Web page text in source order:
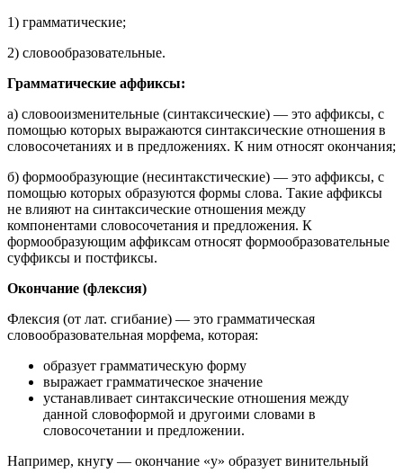
1) грамматические;
2) словообразовательные.
Грамматические аффиксы:
а) словооизменительные (синтаксические) — это аффиксы, с
помощью которых выражаются синтаксические отношения в
словосочетаниях и в предложениях. К ним относят окончания;
б) формообразующие (несинтакстические) — это аффиксы, с
помощью которых образуются формы слова. Такие аффиксы
не влияют на синтаксические отношения между
компонентами словосочетания и предложения. К
формообразующим аффиксам относят формообразовательные
суффиксы и постфиксы.
Окончание (флексия)
Флексия (от лат. сгибание) — это грамматическая
словообразовательная морфема, которая:
образует грамматическую форму
выражает грамматическое значение
устанавливает синтаксические отношения между
данной словоформой и другоими словами в
словосочетании и предложении.
Например, кнугу — окончание «у» образует винительный